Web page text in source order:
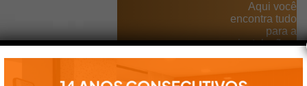
Aqui você
encontra tudo
para a
instalação e
utilização de